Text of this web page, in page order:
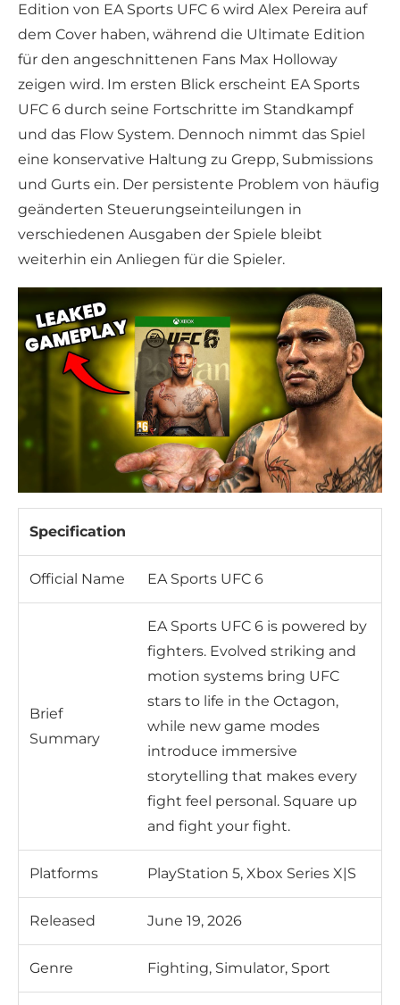
Edition von EA Sports UFC 6 wird Alex Pereira auf
dem Cover haben, während die Ultimate Edition
für den angeschnittenen Fans Max Holloway
zeigen wird. Im ersten Blick erscheint EA Sports
UFC 6 durch seine Fortschritte im Standkampf
und das Flow System. Dennoch nimmt das Spiel
eine konservative Haltung zu Grepp, Submissions
und Gurts ein. Der persistente Problem von häufig
geänderten Steuerungseinteilungen in
verschiedenen Ausgaben der Spiele bleibt
weiterhin ein Anliegen für die Spieler.
Specification
Official Name EA Sports UFC 6
Brief
Summary
EA Sports UFC 6 is powered by
fighters. Evolved striking and
motion systems bring UFC
stars to life in the Octagon,
while new game modes
introduce immersive
storytelling that makes every
fight feel personal. Square up
and fight your fight.
Platforms PlayStation 5, Xbox Series X|S
Released June 19, 2026
Genre Fighting, Simulator, Sport